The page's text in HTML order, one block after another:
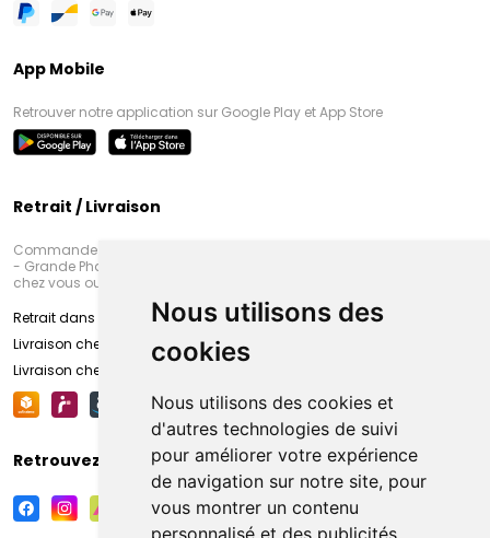
Nous utilisons des
cookies
Nous utilisons des cookies et
d'autres technologies de suivi
pour améliorer votre expérience
de navigation sur notre site, pour
vous montrer un contenu
personnalisé et des publicités
App Mobile
Retrouver notre application sur Google Play et App Store
Retrait / Livraison
Commandez en ligne et venez chercher votre commande à Amiens
- Grande Pharmacie d’Amiens (Fachon) ou recevez-là rapidement
chez vous ou en point retrait
Retrait dans la pharmacie d’Amiens
Livraison chez vous
Livraison chez votre commerçant
Retrouvez-nous sur vos réseaux sociaux